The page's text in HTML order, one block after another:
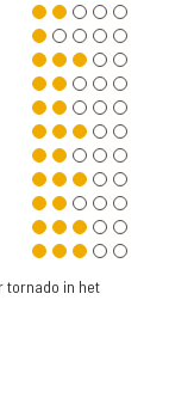
tornado in het